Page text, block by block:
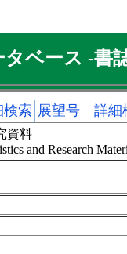
ベース -書
索 展望号 詳細
資料
and Research